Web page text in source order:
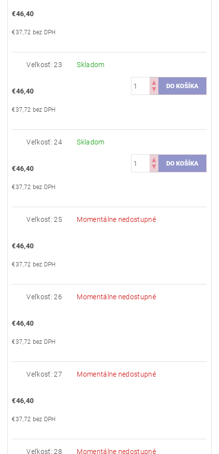
€46,40
€37,72 bez DPH
Veľkosť: 23 Skladom
€46,40
€37,72 bez DPH
Veľkosť: 24 Skladom
€46,40
€37,72 bez DPH
Veľkosť: 25 Momentálne nedostupné
€46,40
€37,72 bez DPH
Veľkosť: 26 Momentálne nedostupné
€46,40
€37,72 bez DPH
Veľkosť: 27 Momentálne nedostupné
€46,40
€37,72 bez DPH
Veľkosť: 28 Momentálne nedostupné